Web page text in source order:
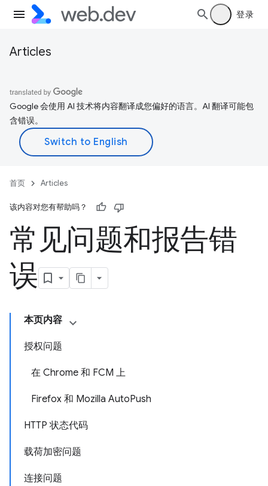
登录
Articles
Google 会使用 AI 技术将内容翻译成您偏好的语言。AI 翻译可能包
含错误。
首页 Articles
该内容对您有帮助吗？
常见问题和报告错
误
本页内容
授权问题
在 Chrome 和 FCM 上
Firefox 和 Mozilla AutoPush
HTTP 状态代码
载荷加密问题
连接问题